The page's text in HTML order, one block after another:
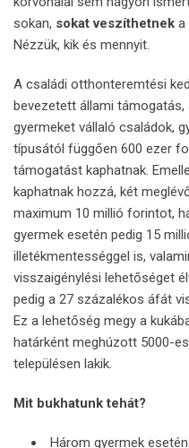
sokan, sokat veszíthetnek a
Nézzük, kik és mennyit.
A családi otthonteremtési
bevezetett állami támogatás,
gyermeket vállaló családok,
típusától függően 600 ezer
támogatást kaphatnak.
kaphatnak hozzá, két
maximum 10 millió forintot,
gyermek esetén pedig 15
illetékmentességgel is,
visszaigénylési lehetőséget
pedig a 27 százalékos áfát
Ez a lehetőség megy a
határként meghúzott 5000-
településen lakik.
Mit bukhatunk tehát?
Három gyermek